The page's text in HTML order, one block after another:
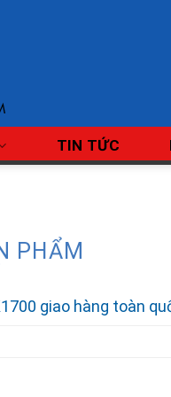
TIN TỨC
PHẨM
giao hàng toàn